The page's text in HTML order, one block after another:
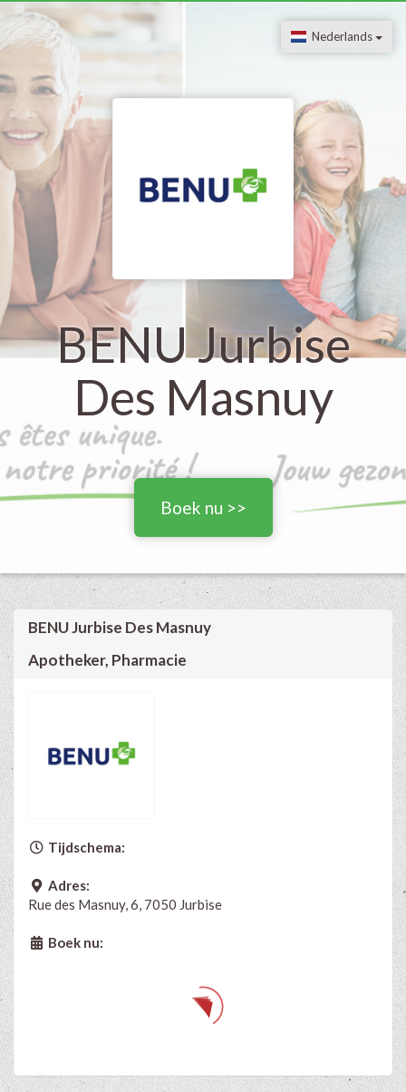
Nederlands
BENU Jurbise
Des Masnuy
Boek nu >>
BENU Jurbise Des Masnuy
Apotheker, Pharmacie
Tijdschema:
Adres:
Rue des Masnuy, 6, 7050 Jurbise
Boek nu: